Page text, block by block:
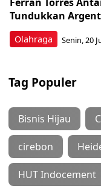
Olahraga
Tundukkan
Senin, 20
Tag Populer
Bisnis Hijau
cirebon
HUT Indocement